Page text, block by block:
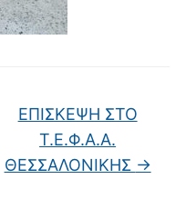
ΕΠΙΣΚΕΨΗ ΣΤΟ
Τ.Ε.Φ.Α.Α.
ΘΕΣΣΑΛΟΝΙΚΗΣ →